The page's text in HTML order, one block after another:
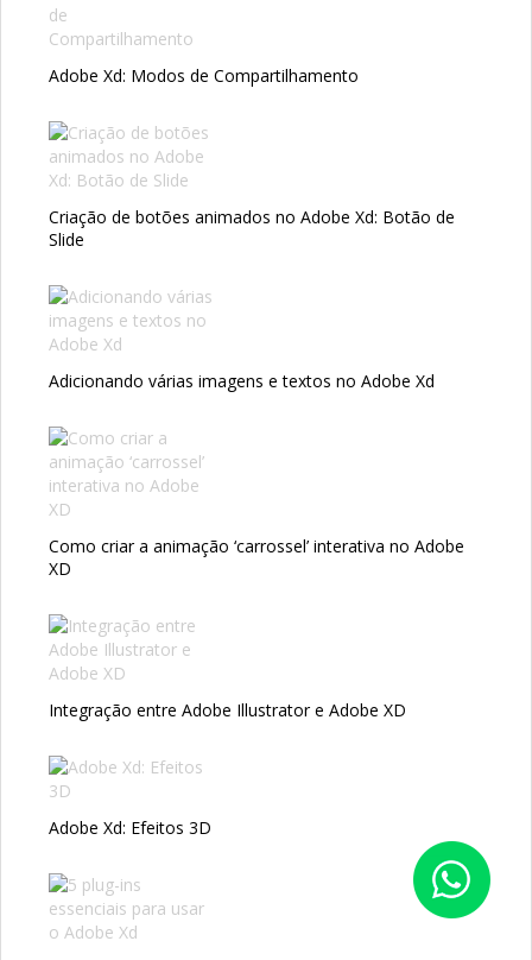
Adobe Xd: Modos de Compartilhamento
Criação de botões animados no Adobe Xd: Botão de
Slide
Adicionando várias imagens e textos no Adobe Xd
Como criar a animação ‘carrossel’ interativa no Adobe
XD
Integração entre Adobe Illustrator e Adobe XD
Adobe Xd: Efeitos 3D